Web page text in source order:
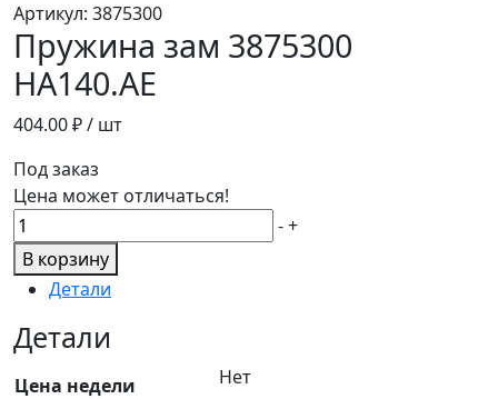
Артикул: 3875300
Пружина зам 3875300
HA140.AE
404.00₽ / шт
Под заказ
Цена может отличаться!
Количество
товара
Пружина
зам
3875300
HA140.AE
-+
В корзину
Детали
Детали
Цена недели Нет